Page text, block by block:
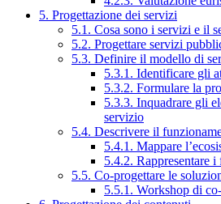
5. Progettazione dei servizi
5.1. Cosa sono i servizi e il
5.2. Progettare servizi
5.3. Definire il modello di
5.3.1. Identificare gli
5.3.2. Formulare la
5.3.3. Inquadrare gli
servizio
5.4. Descrivere il
5.4.1. Mappare
5.4.2. Rappresentare
5.5. Co-progettare le
5.5.1. Workshop di